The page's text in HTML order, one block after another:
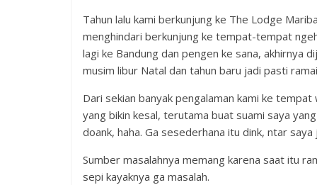
Tahun lalu kami berkunjung ke The Lodge
menghindari berkunjung ke tempat-tempat
lagi ke Bandung dan pengen ke sana, akhirnya
musim libur Natal dan tahun baru jadi pasti
Dari sekian banyak pengalaman kami ke
yang bikin kesal, terutama buat suami saya
doank, haha. Ga sesederhana itu dink, ntar
Sumber masalahnya memang karena saat itu
sepi kayaknya ga masalah.